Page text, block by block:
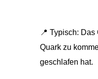
📍 Typisch: Das
Quark zu
geschlafen hat.